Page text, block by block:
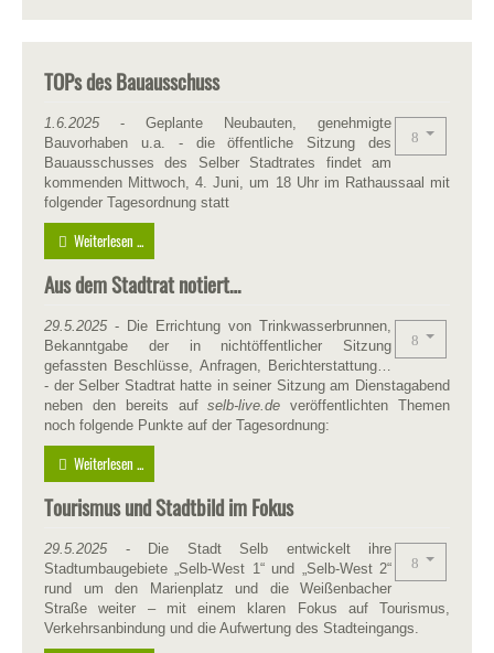
TOPs des Bauausschuss
1.6.2025 - Geplante Neubauten, genehmigte
Bauvorhaben u.a. - die öffentliche Sitzung des
Bauausschusses des Selber Stadtrates findet am
kommenden Mittwoch, 4. Juni, um 18 Uhr im Rathaussaal mit
folgender Tagesordnung statt
Weiterlesen ...
Aus dem Stadtrat notiert…
29.5.2025 - Die Errichtung von Trinkwasserbrunnen,
Bekanntgabe der in nichtöffentlicher Sitzung
gefassten Beschlüsse, Anfragen, Berichterstattung…
- der Selber Stadtrat hatte in seiner Sitzung am Dienstagabend
neben den bereits aufselb-live.de veröffentlichten Themen
noch folgende Punkte auf der Tagesordnung:
Weiterlesen ...
Tourismus und Stadtbild im Fokus
29.5.2025 - Die Stadt Selb entwickelt ihre
Stadtumbaugebiete „Selb-West 1“ und „Selb-West 2“
rund um den Marienplatz und die Weißenbacher
Straße weiter – mit einem klaren Fokus auf Tourismus,
Verkehrsanbindung und die Aufwertung des Stadteingangs.